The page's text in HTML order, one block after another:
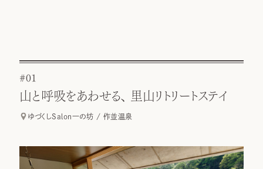
#01
山と呼吸をあわせる、 里山リトリートステイ
ゆづくしSalon一の坊 / 作並温泉